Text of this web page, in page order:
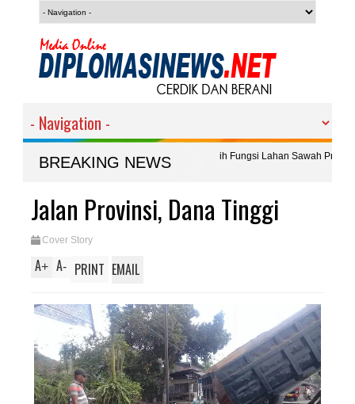
BREAKING NEWS
Deli Serdang Klarifikasi Polemik Alih Fungsi Lahan Sawah Produktif di
Jalan Provinsi, Dana Tinggi
Cover Story
A+ A- PRINT EMAIL